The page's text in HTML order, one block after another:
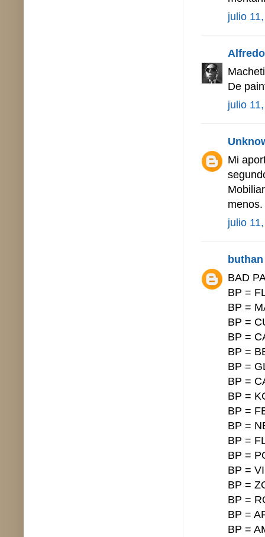
julio
De
julio
Mi
julio
buthan
BAD
BP =
BP =
BP =
BP =
BP =
BP =
BP =
BP =
BP =
BP =
BP =
BP =
BP =
BP =
BP =
BP =
BP =